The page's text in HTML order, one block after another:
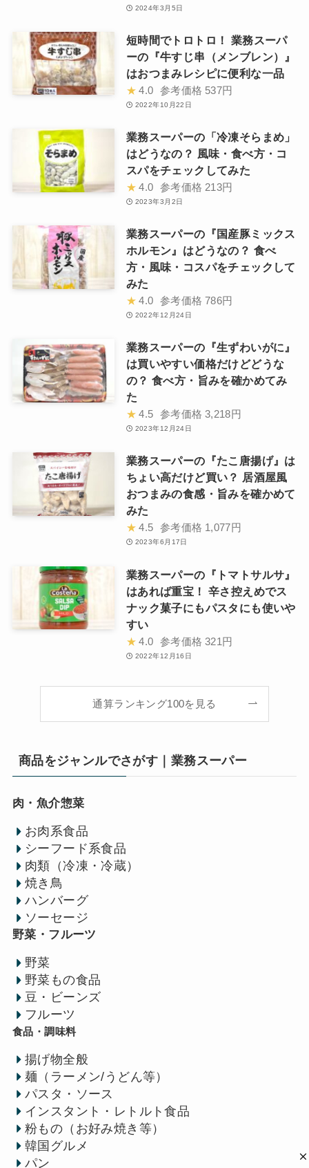
2024年3月5日
短時間でトロトロ！ 業務スーパ
ーの『牛すじ串（メンブレン）』
はおつまみレシピに便利な一品
★ 4.0 参考価格 537円
2022年10月22日
業務スーパーの「冷凍そらまめ」
はどうなの？ 風味・食べ方・コ
スパをチェックしてみた
★ 4.0 参考価格 213円
2023年3月2日
業務スーパーの『国産豚ミックス
ホルモン』はどうなの？ 食べ
方・風味・コスパをチェックして
みた
★ 4.0 参考価格 786円
2022年12月24日
業務スーパーの『生ずわいがに』
は買いやすい価格だけどどうな
の？ 食べ方・旨みを確かめてみ
た
★ 4.5 参考価格 3,218円
2023年12月24日
業務スーパーの『たこ唐揚げ』は
ちょい高だけど買い？ 居酒屋風
おつまみの食感・旨みを確かめて
みた
★ 4.5 参考価格 1,077円
2023年6月17日
業務スーパーの『トマトサルサ』
はあれば重宝！ 辛さ控えめでス
ナック菓子にもパスタにも使いや
すい
★ 4.0 参考価格 321円
2022年12月16日
通算ランキング100を見る
商品をジャンルでさがす｜業務スーパー
肉・魚介惣菜
お肉系食品
シーフード系食品
肉類（冷凍・冷蔵）
焼き鳥
ハンバーグ
ソーセージ
野菜・フルーツ
野菜
野菜もの食品
豆・ビーンズ
フルーツ
食品・調味料
揚げ物全般
麺（ラーメン/うどん等）
パスタ・ソース
インスタント・レトルト食品
粉もの（お好み焼き等）
韓国グルメ
パン